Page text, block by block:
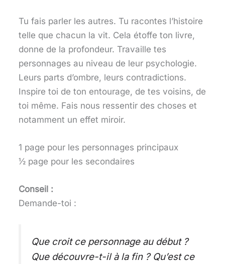
Tu fais parler les autres. Tu racontes l’histoire
telle que chacun la vit. Cela étoffe ton livre,
donne de la profondeur. Travaille tes
personnages au niveau de leur psychologie.
Leurs parts d’ombre, leurs contradictions.
Inspire toi de ton entourage, de tes voisins, de
toi même. Fais nous ressentir des choses et
notamment un effet miroir.
1 page pour les personnages principaux
½ page pour les secondaires
Conseil :
Demande-toi :
Que croit ce personnage au début ?
Que découvre-t-il à la fin ?Qu’est ce